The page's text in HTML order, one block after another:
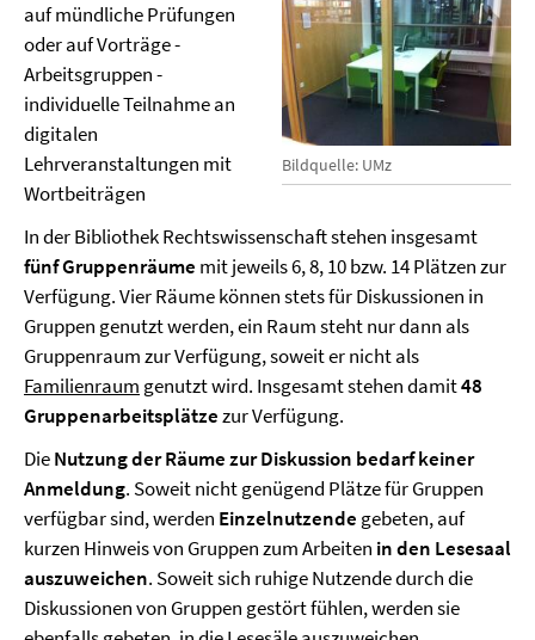
Bildquelle: UMz
auf mündliche Prüfungen
oder auf Vorträge -
Arbeitsgruppen -
individuelle Teilnahme an
digitalen
Lehrveranstaltungen mit
Wortbeiträgen
In der Bibliothek Rechtswissenschaft stehen insgesamt
fünf Gruppenräume mit jeweils 6, 8, 10 bzw. 14 Plätzen zur
Verfügung. Vier Räume können stets für Diskussionen in
Gruppen genutzt werden, ein Raum steht nur dann als
Gruppenraum zur Verfügung, soweit er nicht als
Familienraum genutzt wird. Insgesamt stehen damit48
Gruppenarbeitsplätzezur Verfügung.
DieNutzung der Räume zur Diskussion bedarf keiner
Anmeldung. Soweit nicht genügend Plätze für Gruppen
verfügbar sind, werden Einzelnutzende gebeten, auf
kurzen Hinweis von Gruppen zum Arbeiten in den Lesesaal
auszuweichen. Soweit sich ruhige Nutzende durch die
Diskussionen von Gruppen gestört fühlen, werden sie